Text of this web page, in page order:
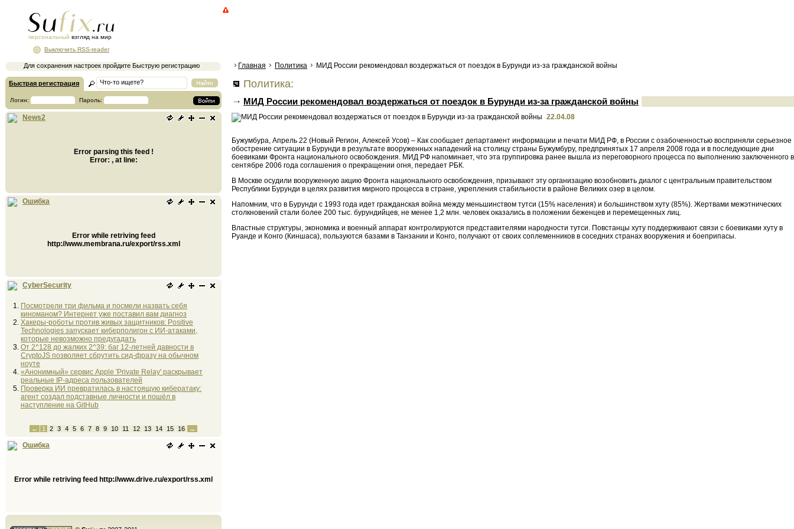
персональный взгляд на мир
Для сохранения настроек пройдите Быструю регистрацию
Выключить RSS-reader
Быстрая регистрация
Логин: Пароль:
News2
Error parsing this feed !
Error: , at line:
Ошибка
Error while retriving feed
http://www.membrana.ru/export/rss.xml
CyberSecurity
Посмотрели три фильма и посмели назвать себя
киноманом? Интернет уже поставил вам диагноз
Хакеры-роботы против живых защитников: Positive
Technologies запускает киберполигон с ИИ-атаками,
которые невозможно предугадать
От 2^128 до жалких 2^39: баг 12-летней давности в
CryptoJS позволяет сбрутить сид-фразу на обычном
ноуте
«Анонимный» сервис Apple 'Private Relay' раскрывает
реальные IP-адреса пользователей
Проверка ИИ превратилась в настоящую кибератаку:
агент создал подставные личности и пошёл в
наступление на GitHub
← 1 2 3 4 5 6 7 8 9 10 11 12 13 14 15 16 →
Ошибка
Error while retriving feed http://www.drive.ru/export/rss.xml
Главная Политика МИД России рекомендовал воздержаться от поездок в Бурунди из-за гражданской войны
Политика:
МИД России рекомендовал воздержаться от поездок в Бурунди из-за гражданской войны
22.04.08
Бужумбура, Апрель 22 (Новый Регион, Алексей Усов) – Как сообщает департамент информации и печати МИД РФ, в России с озабоченностью восприняли серьезное
обострение ситуации в Бурунди в результате вооруженных нападений на столицу страны Бужумбуру, предпринятых 17 апреля 2008 года и в последующие дни
боевиками Фронта национального освобождения. МИД РФ напоминает, что эта группировка ранее вышла из переговорного процесса по выполнению заключенного в
сентябре 2006 года соглашения о прекращении огня, передает РБК.
В Москве осудили вооруженную акцию Фронта национального освобождения, призывают эту организацию возобновить диалог с центральным правительством
Республики Бурунди в целях развития мирного процесса в стране, укрепления стабильности в районе Великих озер в целом.
Напомним, что в Бурунди с 1993 года идет гражданская война между меньшинством тутси (15% населения) и большинством хуту (85%). Жертвами межэтнических
столкновений стали более 200 тыс. бурундийцев, не менее 1,2 млн. человек оказались в положении беженцев и перемещенных лиц.
Властные структуры, экономика и военный аппарат контролируются представителями народности тутси. Повстанцы хуту поддерживают связи с боевиками хуту в
Руанде и Конго (Киншаса), пользуются базами в Танзании и Конго, получают от своих соплеменников в соседних странах вооружения и боеприпасы.